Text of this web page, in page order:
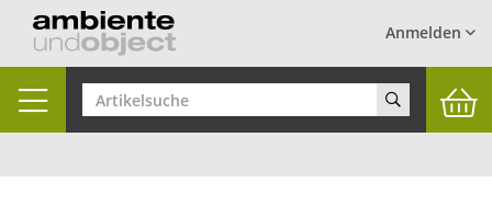
Anmelden
Toggle
navigation